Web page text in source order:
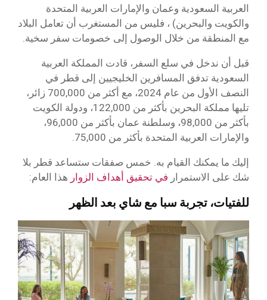
العربية السعودية وعمان والإمارات العربية المتحدة
والكويت والبحرين) ، فليس من المستغرب أن تعامل البلاد
مع المنطقة من خلال الوصول إلى خصومات سفر سخية.
قبل أن ندخل في سلع السفر، قادت المملكة العربية
السعودية تدفق المسافرين الخليجيين إلى قطر في
النصف الأول من عام 2024، مع أكثر من 700,000 زائر،
تليها مملكة البحرين بأكثر من 122,000، ودولة الكويت
بأكثر من 98,000، وسلطنة عمان بأكثر من 96,000،
والإمارات العربية المتحدة بأكثر من 75,000.
إليك ما يمكنك القيام به. خمس صفقات ستساعد قطر بلا
شك على الاستمرار في تحقيق أهداف الزوار هذا العام:
للفتيات، تجربة سبا مع شاي بعد الظهر